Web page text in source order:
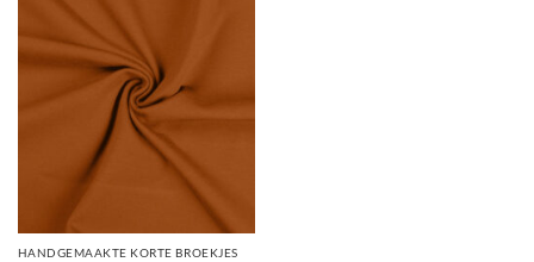
HANDGEMAAKTE KORTE BROEKJES